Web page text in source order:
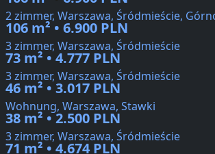
2 zimmer, Warszawa, Śródmieście,
106 m² • 6.900 PLN
3 zimmer, Warszawa, Śródmieście
73 m² • 4.777 PLN
3 zimmer, Warszawa, Śródmieście
46 m² • 3.017 PLN
Wohnung, Warszawa, Stawki
38 m² • 2.500 PLN
3 zimmer, Warszawa, Śródmieście
71 m² • 4.674 PLN